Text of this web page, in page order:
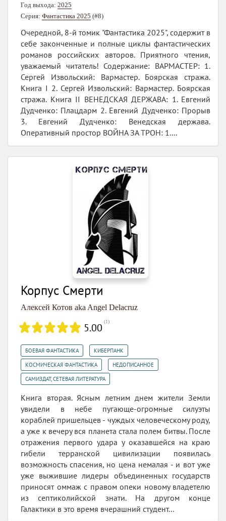
Год выхода: 2025
Серия: Фантастика 2025 (#8)
Очередной, 8-й томик "Фантастика 2025", содержит в
себе законченные и полные циклы фантастических
романов российских авторов. Приятного чтения,
уважаемый читатель! Содержание: ВАРМАСТЕР: 1.
Сергей Извольский: Вармастер. Боярская стража.
Книга І 2. Сергей Извольский: Вармастер. Боярская
стража. Книга II ВЕНЕДСКАЯ ДЕРЖАВА: 1. Евгений
Дудченко: Плацдарм 2. Евгений Дудченко: Прорыв
3. Евгений Дудченко: Венедская держава.
Оперативный простор ВОЙНА ЗА ТРОН: 1....
Корпус Смерти
Алексей Котов aka Angel Delacruz
5.00 (1)
БОЕВАЯ ФАНТАСТИКА КИБЕРПАНК
КОСМИЧЕСКАЯ ФАНТАСТИКА НЕДОПИСАННОЕ
САМИЗДАТ, СЕТЕВАЯ ЛИТЕРАТУРА
Книга вторая. Ясным летним днем жители Земли
увидели в небе пугающе-огромные силуэты
кораблей пришельцев - чуждых человеческому роду,
а уже к вечеру вся планета стала полем битвы. После
отражения первого удара у оказавшейся на краю
гибели терранской цивилизации появилась
возможность спасения, но цена немалая - и вот уже
уже выжившие лидеры объединенных государств
приносят оммаж с правом опеки новому владетелю
из септиколийской знати. На другом конце
Галактики в это время вчерашний студент...